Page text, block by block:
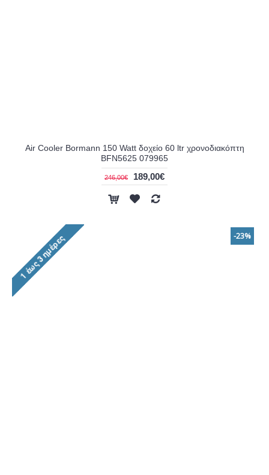
Air Cooler Bormann 150 Watt δοχείο 60 ltr χρονοδιακόπτη
BFN5625 079965
246,00€ 189,00€
-23%